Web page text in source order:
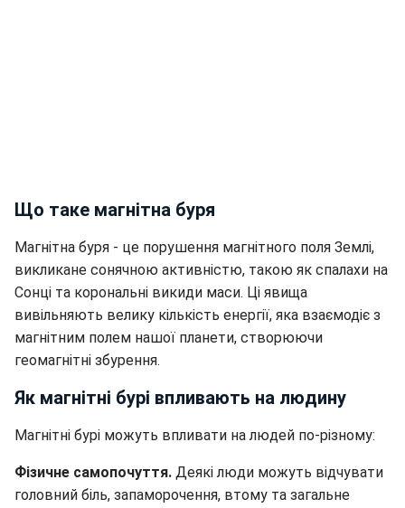
Що таке магнітна буря
Магнітна буря - це порушення магнітного поля Землі,
викликане сонячною активністю, такою як спалахи на
Сонці та корональні викиди маси. Ці явища
вивільняють велику кількість енергії, яка взаємодіє з
магнітним полем нашої планети, створюючи
геомагнітні збурення.
Як магнітні бурі впливають на людину
Магнітні бурі можуть впливати на людей по-різному:
Фізичне самопочуття. Деякі люди можуть відчувати
головний біль, запаморочення, втому та загальне